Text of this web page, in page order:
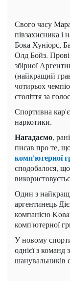
Свого часу
півзахисника і
Бока Хуніорс,
Олд Бойз.
збірної
(найкращий
чотирьох
століття за
Спортивна
наркотики.
Нагадаємо,
писав про те,
комп'ютерної
сподобалося,
Один з
аргентинець
компанією
комп'ютерної
У новому
однієї з
шанувальників